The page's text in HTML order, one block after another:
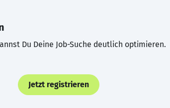
Du Deine Job-Suche deutlich optimieren.
Jetzt registrieren